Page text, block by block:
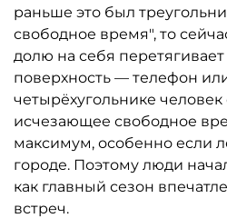
раньше это был
свободное время", то
долю на себя
поверхность — телефон
четырёхугольнике человек
исчезающее свободное
максимум, особенно если
городе. Поэтому люди
как главный сезон
встреч.